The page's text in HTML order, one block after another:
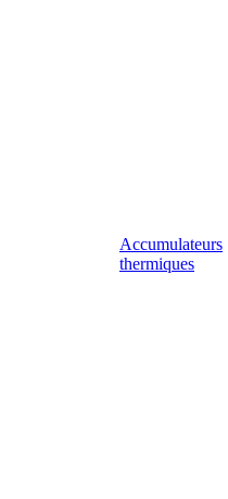
Accumulateurs
thermiques